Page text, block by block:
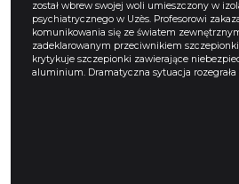
został wbrew swojej woli umieszczony w
psychiatrycznego w Uzès. Profesorowi
komunikowania się ze światem
zadeklarowanym przeciwnikiem
krytykuje szczepionki zawierające
aluminium. Dramatyczna sytuacja rozegrała